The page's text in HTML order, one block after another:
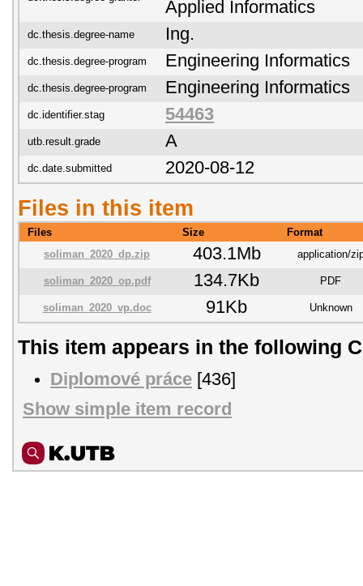
Applied Informatics
dc.thesis.degree-name Ing.
dc.thesis.degree-program Engineering Informatics
dc.thesis.degree-program Engineering Informatics
dc.identifier.stag 54463
utb.result.grade A
dc.date.submitted 2020-08-12
Files in this item
Files Size
Format
soliman_2020_dp.zip
403.1Mb application/
soliman_2020_op.pdf 134.7Kb PDF
soliman_2020_vp.doc 91Kb Unknown
This item appears in the following
Diplomové práce [436]
Show simple item record